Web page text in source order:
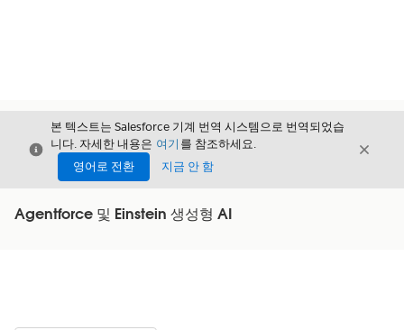
닫기
본 텍스트는 Salesforce 기계 번역 시스템으로 번역되었습
니다. 자세한 내용은 여기 를 참조하세요.
영어로 전환
지금 안 함
닫기
Agentforce 및 Einstein 생성형 AI